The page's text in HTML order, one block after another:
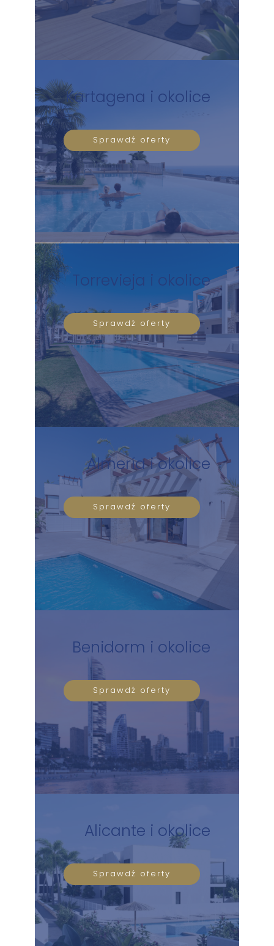
Kartagena i okolice
Sprawdź oferty
Torrevieja i okolice
Sprawdź oferty
Almería i okolice
Sprawdź oferty
Benidorm i okolice
Sprawdź oferty
Alicante i okolice
Sprawdź oferty